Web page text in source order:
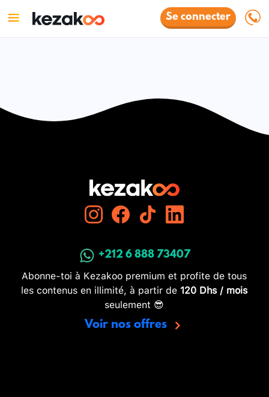
Se connecter
+212 6 888 73407
Abonne-toi à Kezakoo premium et profite de tous
les contenus en illimité, à partir de 120 Dhs / mois
seulement 😎
Voir nos offres